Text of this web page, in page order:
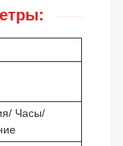
Часы/